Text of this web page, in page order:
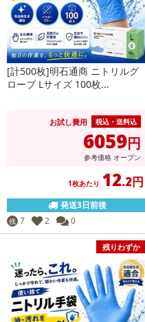
[計500枚]明石通商 ニトリルグ
ローブ Lサイズ 100枚...
お試し費用 税込・送料込
6059円
参考価格 オープン
1枚あたり 12.2円
発送3日前後
残 7 2 0
残りわずか